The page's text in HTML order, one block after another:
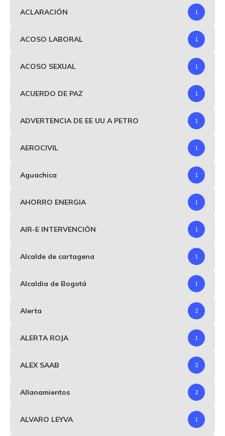
ACLARACIÓN 1
ACOSO LABORAL 1
ACOSO SEXUAL 1
ACUERDO DE PAZ 1
ADVERTENCIA DE EE UU A PETRO 1
AEROCIVIL 1
Aguachica 1
AHORRO ENERGIA 1
AIR-E INTERVENCIÓN 1
Alcalde de cartagena 1
Alcaldia de Bogotá 1
Alerta 2
ALERTA ROJA 1
ALEX SAAB 2
Allanamientos 2
ALVARO LEYVA 1